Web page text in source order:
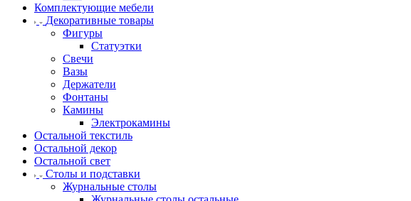
Комплектующие мебели
Декоративные товары
Фигуры
Статуэтки
Свечи
Вазы
Держатели
Фонтаны
Камины
Электрокамины
Остальной текстиль
Остальной декор
Остальной свет
Столы и подставки
Журнальные столы